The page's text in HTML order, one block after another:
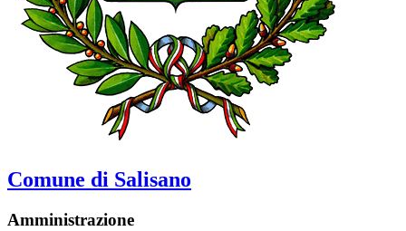
Comune di Salisano
Amministrazione